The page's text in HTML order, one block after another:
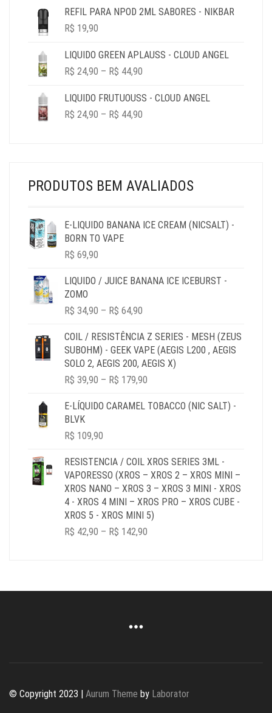
REFIL PARA NPOD 2ML SABORES - NIKBAR
R$ 19,90
LIQUIDO GREEN APLAUSS - CLOUD ANGEL
R$ 24,90 – R$ 44,90
R$ 24,90
LIQUIDO FRUTUOUSS - CLOUD ANGEL
R$ 24,90 – R$ 44,90
PRODUTOS BEM AVALIADOS
E-LIQUIDO BANANA ICE CREAM (NICSALT) -
BORN TO VAPE
R$ 69,90
LIQUIDO / JUICE BANANA ICE ICEBURST -
ZOMO
R$ 34,90 – R$ 64,90
R$ 34,90
THROUGH
R$ 64,90
COIL / RESISTÊNCIA Z SERIES - MESH (ZEUS
SUBOHM) - GEEK VAPE (AEGIS L200 , AEGIS
SOLO 2, AEGIS 200, AEGIS X)
R$ 39,90 – R$ 179,90
R$ 39,90
E-LÍQUIDO CARAMEL TOBACCO (NIC SALT) -
BLVK
R$ 109,90
RESISTENCIA / COIL XROS SERIES 3ML -
VAPORESSO (XROS – XROS 2 – XROS MINI –
XROS NANO – XROS 3 – XROS 3 MINI - XROS
4 - XROS 4 MINI – XROS PRO – XROS CUBE -
XROS 5 - XROS MINI 5)
R$ 42,90 – R$ 142,90
© Copyright 2023 | Aurum Theme by Laborator